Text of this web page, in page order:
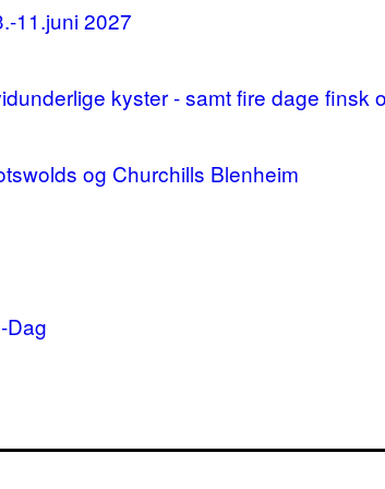
11.juni 2027
kyster - samt fire dage finsk
og Churchills Blenheim
Dag